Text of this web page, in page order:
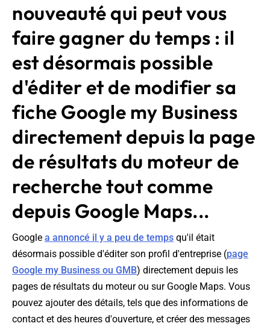
nouveauté qui peut vous
faire gagner du temps : il
est désormais possible
d'éditer et de modifier sa
fiche Google my Business
directement depuis la page
de résultats du moteur de
recherche tout comme
depuis Google Maps...
Google a annoncé il y a peu de temps qu'il était
désormais possible d'éditer son profil d'entreprise (page
Google my Business ou GMB) directement depuis les
pages de résultats du moteur ou sur Google Maps. Vous
pouvez ajouter des détails, tels que des informations de
contact et des heures d'ouverture, et créer des messages